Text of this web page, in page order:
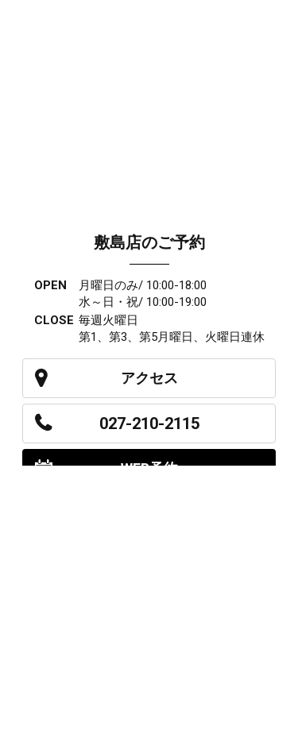
敷島店のご予約
OPEN
月曜日のみ/ 10:00-18:00
水～日・祝/ 10:00-19:00
CLOSE 毎週火曜日
第1、第3、第5月曜日、火曜日連休
アクセス
027-210-2115
WEB予約